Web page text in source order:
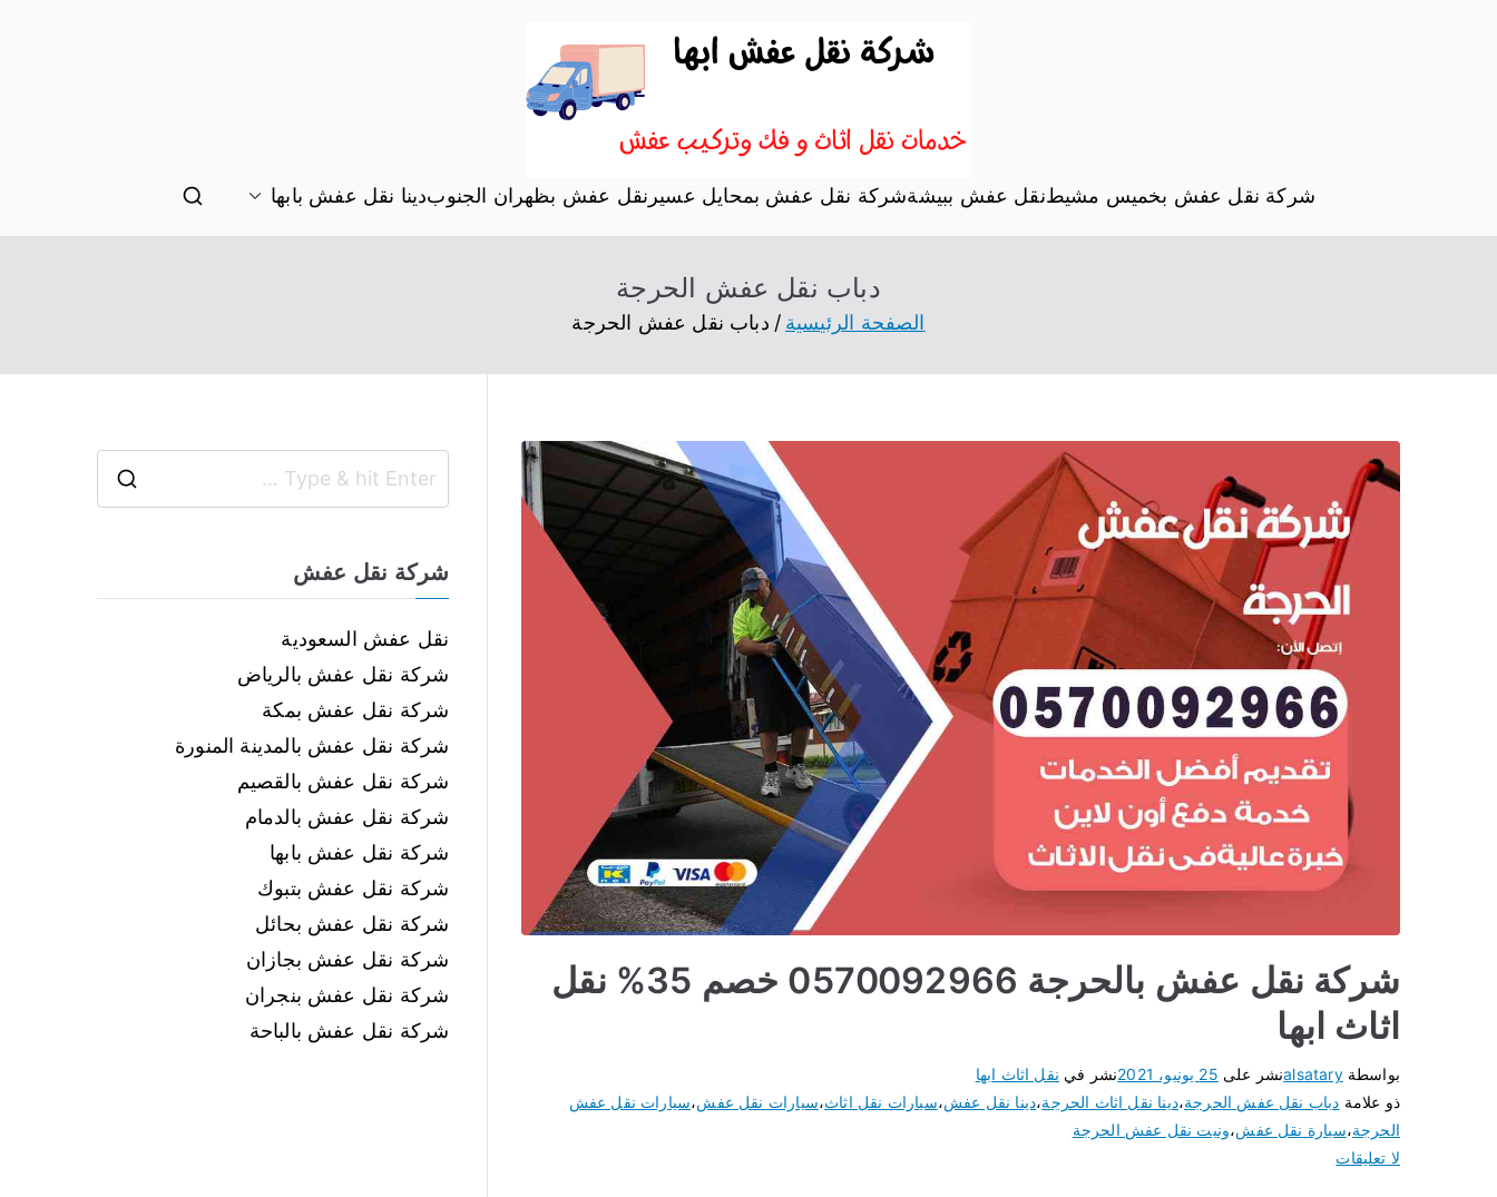
نقل اثاث ابها
موقع آخر في نقل عفش شركة نقل عفش بخميس مشيطنقل عفش ببيشةشركة نقل عفش بمحايل عسير نقل عفش بظهران الجنوبدينا نقل عفش بابها
دباب نقل عفش الحرجة
الصفحة الرئيسية دباب نقل عفش الحرجة
شركة نقل عفش بالحرجة 0570092966 خصم 35% نقل
اثاث ابها
بواسطةalsataryنشر على 25 يونيو، 2021 نشر في نقل اثاث ابها
ذو علامة دباب نقل عفش الحرجة،دينا نقل اثاث الحرجة،دينا نقل عفش،سيارات نقل اثاث،سيارات نقل عفش،سيارات نقل عفش
الحرجة،سيارة نقل عفش،ونيت نقل عفش الحرجة
لا تعليقات
شركة نقل عفش
نقل عفش السعودية
شركة نقل عفش بالرياض
شركة نقل عفش بمكة
شركة نقل عفش بالمدينة المنورة
شركة نقل عفش بالقصيم
شركة نقل عفش بالدمام
شركة نقل عفش بابها
شركة نقل عفش بتبوك
شركة نقل عفش بحائل
شركة نقل عفش بجازان
شركة نقل عفش بنجران
شركة نقل عفش بالباحة